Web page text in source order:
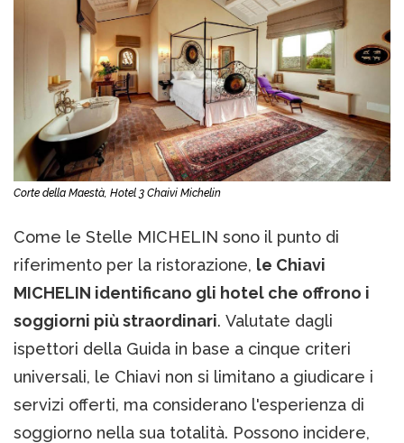
Corte della Maestà, Hotel 3 Chaivi Michelin
Come le Stelle MICHELIN sono il punto di
riferimento per la ristorazione, le Chiavi
MICHELIN identificano gli hotel che offrono i
soggiorni più straordinari. Valutate dagli
ispettori della Guida in base a cinque criteri
universali, le Chiavi non si limitano a giudicare i
servizi offerti, ma considerano l'esperienza di
soggiorno nella sua totalità. Possono incidere,